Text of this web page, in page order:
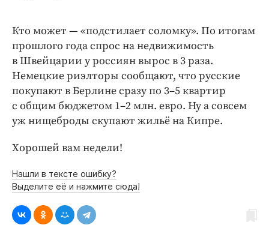
Кто может — ​«подстилает соломку». По итогам
прошлого года спрос на недвижимость
в Швейцарии у россиян вырос в 3 раза.
Немецкие риэлторы сообщают, что русские
покупают в Берлине сразу по 3–5 квартир
с общим бюджетом 1–2 млн. евро. Ну а совсем
уж нищеброды скупают жильё на Кипре.
Хорошей вам недели!
Нашли в тексте ошибку?
Выделите её и нажмите сюда!